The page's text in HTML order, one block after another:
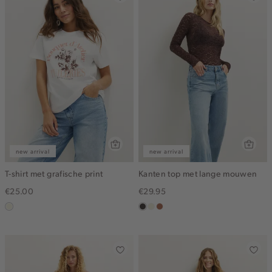
new arrival
T-shirt met grafische print
€25.00
new arrival
Kanten top met lange mouwen
€29.95
choco
ecruterracotta